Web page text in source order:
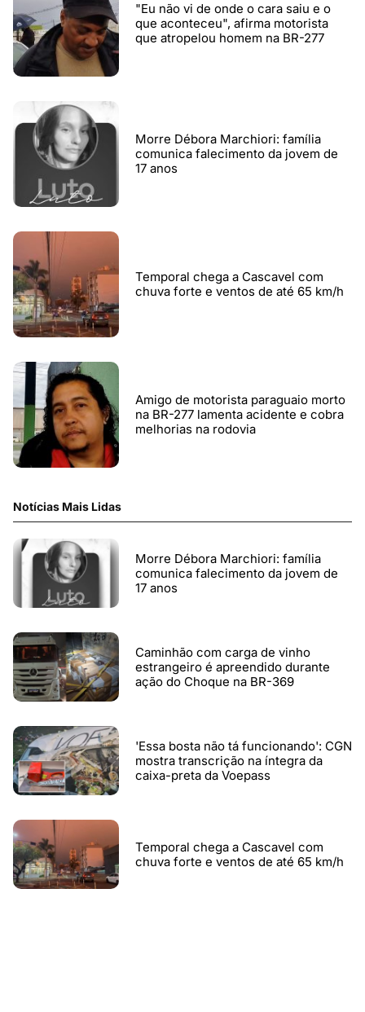
"Eu não vi de onde o cara saiu e o
que aconteceu", afirma motorista
que atropelou homem na BR-277
Morre Débora Marchiori: família
comunica falecimento da jovem de
17 anos
Temporal chega a Cascavel com
chuva forte e ventos de até 65 km/h
Amigo de motorista paraguaio morto
na BR-277 lamenta acidente e cobra
melhorias na rodovia
Notícias Mais Lidas
Morre Débora Marchiori: família
comunica falecimento da jovem de
17 anos
Caminhão com carga de vinho
estrangeiro é apreendido durante
ação do Choque na BR-369
'Essa bosta não tá funcionando': CGN
mostra transcrição na íntegra da
caixa-preta da Voepass
Temporal chega a Cascavel com
chuva forte e ventos de até 65 km/h